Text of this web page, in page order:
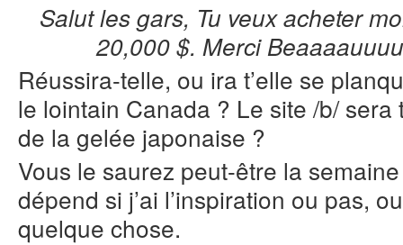
Salut les gars, Tu veux acheter
20,000 $. Merci
Réussira-telle, ou ira t’elle se
le lointain Canada ? Le site /b/ sera
de la gelée japonaise ?
Vous le saurez peut-être la
dépend si j’ai l’inspiration ou pas,
quelque chose.